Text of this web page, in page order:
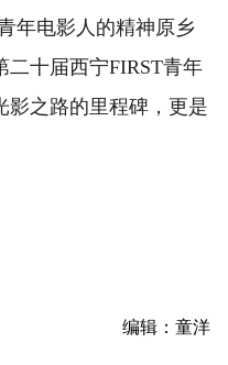
年电影人的精神原乡
十届西宁FIRST青年
影之路的里程碑，更是
编辑：童洋